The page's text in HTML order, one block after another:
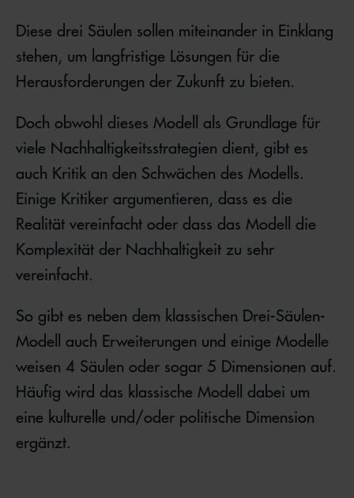
Diese drei Säulen sollen miteinander in Einklang
stehen, um langfristige Lösungen für die
Herausforderungen der Zukunft zu bieten.
Doch obwohl dieses Modell als Grundlage für
viele Nachhaltigkeitsstrategien dient, gibt es
auch Kritik an den Schwächen des Modells.
Einige Kritiker argumentieren, dass es die
Realität vereinfacht oder dass das Modell die
Komplexität der Nachhaltigkeit zu sehr
vereinfacht.
So gibt es neben dem klassischen Drei-Säulen-
Modell auch Erweiterungen und einige Modelle
weisen 4 Säulen oder sogar 5 Dimensionen auf.
Häufig wird das klassische Modell dabei um
eine kulturelle und/oder politische Dimension
ergänzt.